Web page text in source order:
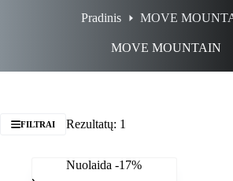
Pradinis MOVE
MOVE MOUNTAIN
FILTRAI Rezultatų: 1
Nuolaida -17%